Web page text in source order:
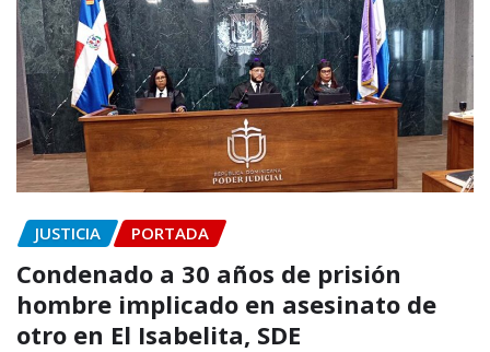
JUSTICIA PORTADA
Condenado a 30 años de prisión
hombre implicado en asesinato de
otro en El Isabelita, SDE